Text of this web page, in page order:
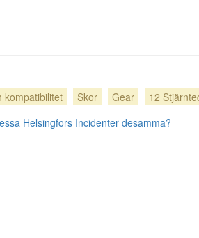
kompatibilitet Skor Gear 12
Helsingfors Incidenter desamma?